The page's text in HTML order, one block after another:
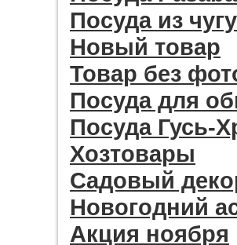
Посуда из
Новый товар
Товар без
Посуда для
Посуда Гусь-
Хозтовары
Садовый
Новогодний
Акция ноября